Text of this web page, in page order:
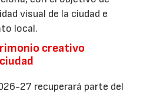
visual de la ciudad e
local.
creativo
27 recuperará parte del